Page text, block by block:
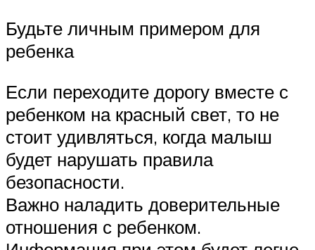
Будьте личным примером для
ребенка
Если переходите дорогу вместе с
ребенком на красный свет, то не
стоит удивляться, когда малыш
будет нарушать правила
безопасности.
Важно наладить доверительные
отношения с ребенком.